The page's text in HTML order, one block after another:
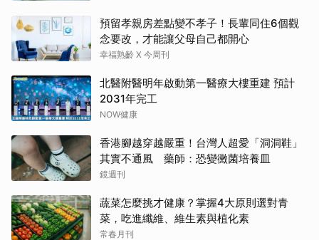
預留孝親房差點變不孝子！長輩同住6個觀
念要改，才能讓父母自己都開心
幸福熟齡 X 今周刊
北醫附醫明年啟動第一醫療大樓重建 預計
2031年完工
NOW健康
香港腳越穿越嚴重！台灣人超愛「洞洞鞋」
其實不通風 藥師：恐變黴菌培養皿
鏡週刊
蔬菜怎麼挑才健康？掌握4大原則選對青
菜，吃進纖維、維生素與植化素
常春月刊